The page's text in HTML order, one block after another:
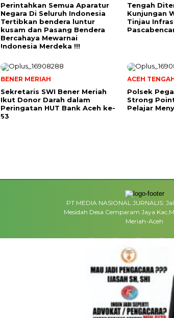
Perintahkan Semua Aparatur
Negara Di Seluruh Indonesia
Tertibkan bendera luntur
kusam dan Pasang Bendera
Bercahaya Mewarnai
Indonesia Merdeka !!!
Tengah
Kunjungan
Tinjau
BENER MERIAH
Sekretaris SWI Bener Meriah
Ikut Donor Darah dalam
Peringatan HUT Bank Aceh ke-
53
ACEH
Polsek
Strong
Pelajar
PT MEDIA NASIONAL JURNALIS:
Mesidah Desa Cemparam Jaya
Meriah-Aceh
MEDIA
google.co.id
INFO IKLAN